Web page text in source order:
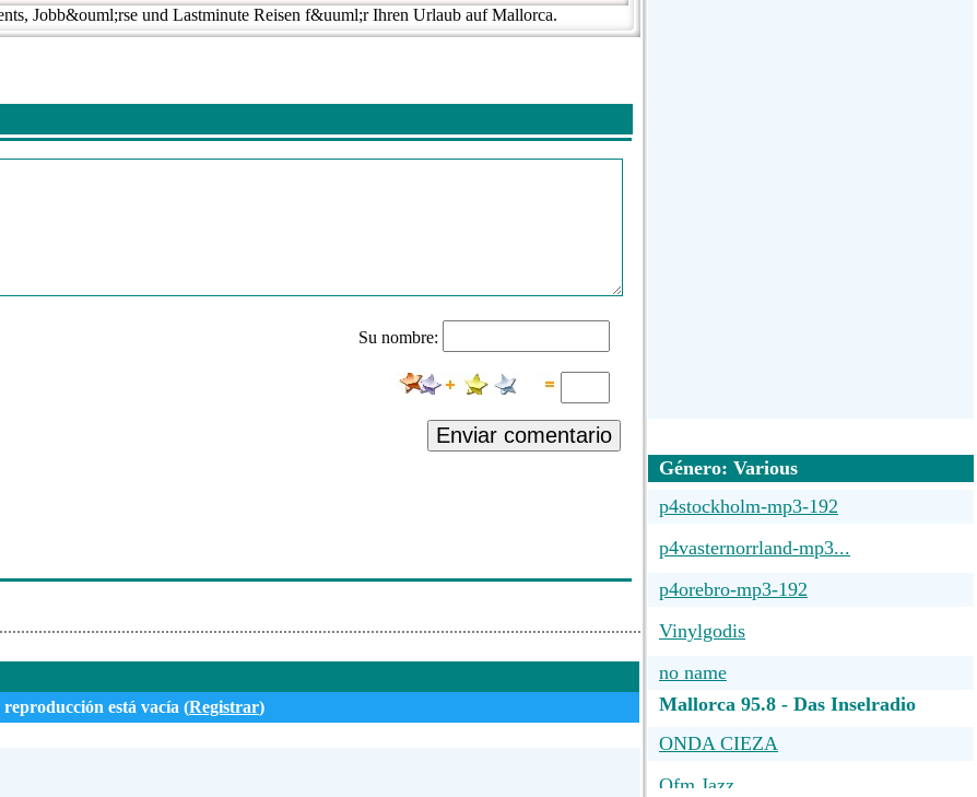
Jobb&ouml;rse und Lastminute Reisen f&uuml;r Ihren Urlaub auf Mallorca.
Su nombre:
Enviar comentario
está vacía (Registrar)
Género: Various
p4stockholm-mp3-192
p4vasternorrland-mp3...
p4orebro-mp3-192
Vinylgodis
no name
Mallorca 95.8 - Das Inselradio
ONDA CIEZA
Qfm Jazz